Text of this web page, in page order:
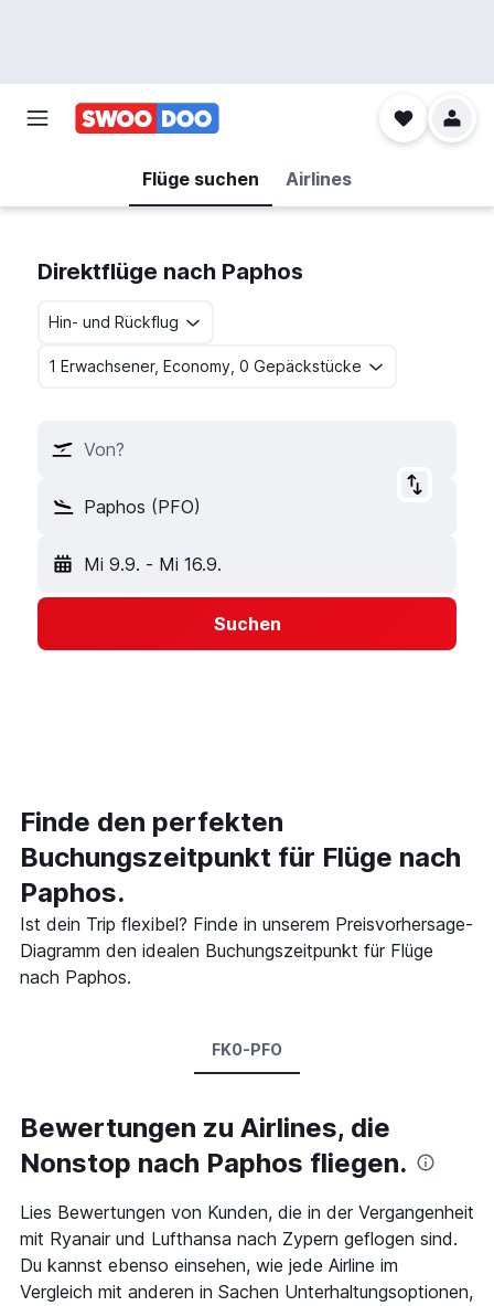
Flüge suchen Airlines
Direktflüge nach Paphos
Hin- und Rückflug
1 Erwachsener, Economy, 0 Gepäckstücke
Von?
Paphos (PFO)
Mi 9.9. - Mi 16.9.
Suchen
Finde den perfekten
Buchungszeitpunkt für Flüge nach
Paphos.
Ist dein Trip flexibel? Finde in unserem Preisvorhersage-
Diagramm den idealen Buchungszeitpunkt für Flüge
nach Paphos.
FK0-PFO
Bewertungen zu Airlines, die
Nonstop nach Paphos fliegen.
Lies Bewertungen von Kunden, die in der Vergangenheit
mit Ryanair und Lufthansa nach Zypern geflogen sind.
Du kannst ebenso einsehen, wie jede Airline im
Vergleich mit anderen in Sachen Unterhaltungsoptionen,